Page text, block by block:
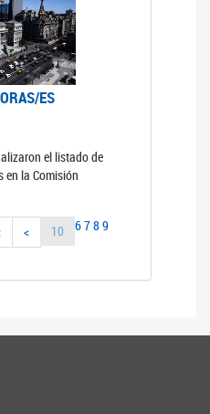
ES
el listado de
en la Comisión
< 6789
10